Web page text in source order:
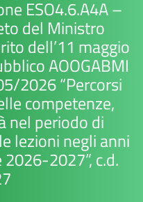
ESO4.6.A4A –
del Ministro
dell’11 maggio
AOOGABMI
2026 “Percorsi
competenze,
nel periodo di
lezioni negli anni
2027”, c.d.